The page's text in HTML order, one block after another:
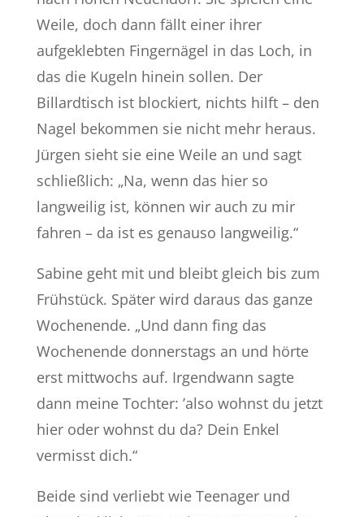
Weile, doch dann fällt einer ihrer
aufgeklebten Fingernägel in das Loch, in
das die Kugeln hinein sollen. Der
Billardtisch ist blockiert, nichts hilft – den
Nagel bekommen sie nicht mehr heraus.
Jürgen sieht sie eine Weile an und sagt
schließlich: „Na, wenn das hier so
langweilig ist, können wir auch zu mir
fahren – da ist es genauso langweilig.“
Sabine geht mit und bleibt gleich bis zum
Frühstück. Später wird daraus das ganze
Wochenende. „Und dann fing das
Wochenende donnerstags an und hörte
erst mittwochs auf. Irgendwann sagte
dann meine Tochter: ’also wohnst du jetzt
hier oder wohnst du da? Dein Enkel
vermisst dich.“
Beide sind verliebt wie Teenager und